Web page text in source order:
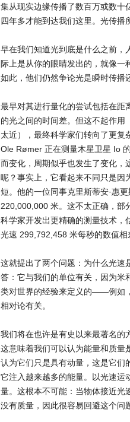
集从现实边缘传播了数百万或数十
四年多才能到达我们这里。光传播
早在我们知道光到底是什么之前，
际上是从你的眼睛发出的，就像
如此，他们仍然争论光是瞬时传播
最早对其进行量化的尝试包括在距
的光之间的时间差。但这不起作用
太近），最终科学家们转向了更
Ole Rømer 正在测量木星卫星 Io
而变化，周期似乎也发生了变化
呢？事实上，它看起来不同只是因
短。他的一位同事克里斯蒂安·惠
220,000,000 米。这不太正确，部
科学家开发出更精确的测量技术，
光速 299,792,458 米每秒的数值相
这就提出了两个问题：为什么光速
答：它与我们的单位有关，因为米
类对世界的经验来定义的——例如
相对论有关。
我们将在也许是有史以来最著名的
这意味着我们可以认为能量和质量
认为它们只是具有动量，这是它们
它注入越来越多的能量。以光速运
量。这根本不可能：当物体接近光
没有质量，因此很容易回避这个问